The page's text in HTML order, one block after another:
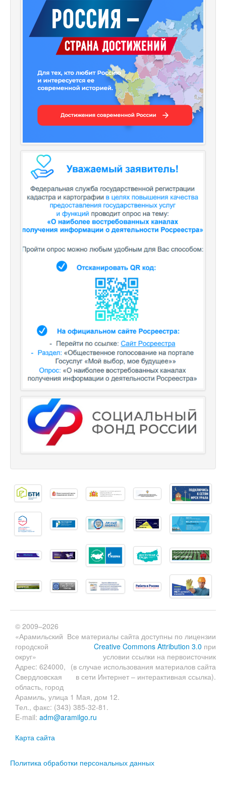
Все материалы сайта доступны по лицензии
Creative Commons Attribution 3.0 при
условии ссылки на первоисточник
(в случае использования материалов сайта
в сети Интернет – интерактивная ссылка).
© 2009–2026
«Арамильский
городской
округ»
Адрес: 624000,
Свердловская
область, город
Арамиль, улица 1 Мая, дом 12.
Тел., факс: (343) 385-32-81.
E-mail: adm@aramilgo.ru
Карта сайта
Политика обработки персональных данных